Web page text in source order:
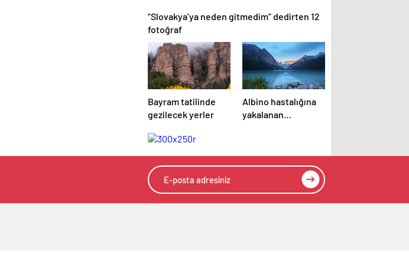
“Slovakya’ya neden gitmedim” dedirten 12
fotoğraf
Bayram tatilinde
gezilecek yerler
Albino hastalığına
yakalanan